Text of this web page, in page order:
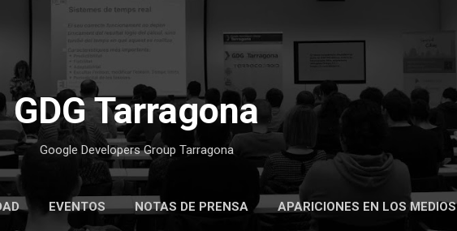
GDG Tarragona
Google Developers Group Tarragona
EVENTOS NOTAS DE PRENSA APARICIONES EN LOS MEDIOS